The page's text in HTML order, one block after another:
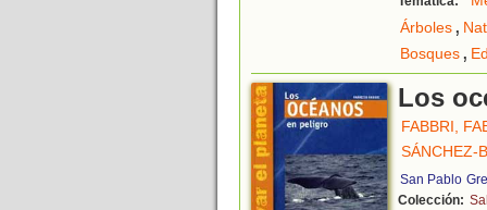
Árboles,
Bosques,
Los
FABBRI,
SÁNCHEZ-
San Pablo
Colección: